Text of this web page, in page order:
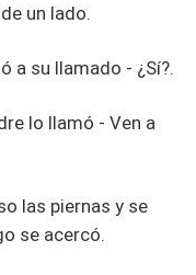
un lado.
a su llamado - ¿Sí?.
lo llamó - Ven a
las piernas y se
se acercó.